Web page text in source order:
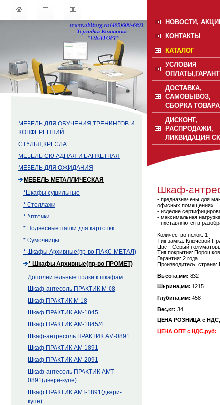
МЕБЕЛЬ ДЛЯ ОБУЧЕНИЯ,ТРЕНИНГОВ И
КОНФЕРЕНЦИЙ
СТУЛЬЯ,КРЕСЛА
МЕБЕЛЬ СКЛАДНАЯ И БАНКЕТНАЯ
МЕБЕЛЬ ДЛЯ ОЖИДАНИЯ
МЕБЕЛЬ МЕТАЛЛИЧЕСКАЯ
*Шкафы сушильные
* Стеллажи
* Аптечки
* Подвесные папки для картотек
* Сумочницы
* Шкафы Архивные(пр-во ПАКС-МЕТАЛ)
* Шкафы Архивные(пр-во ПРОМЕТ)
Дополнительные полки к шкафам
Шкаф-антесоль ПРАКТИК М-08
Шкаф ПРАКТИК М-18
Шкаф ПРАКТИК AM-1845
Шкаф ПРАКТИК AM-1845/4
Шкаф-антресоль ПРАКТИК AM-0891
Шкаф ПРАКТИК AM-1891
Шкаф ПРАКТИК AM-2091
Шкаф-антесоль ПРАКТИК AMT-
0891(двери-купе)
Шкаф ПРАКТИК AMT-1891(двери-
купе)
НОВОСТИ,
КОНТАКТЫ
КАТАЛОГ
УСЛОВИЯ
ДОСТАВКА,
САМОВЫВОЗ,
СБОРКА ТОВАРА
ДИСКОНТ,
РАСПРОДАЖИ,
ЛИКВИДАЦИЯ
Шкаф-
- предназначены для
офисных помещениях
- изделие
- максимальная
- поставляются в
Количество полок: 1
Тип замка: Ключевой
Цвет: Серый
Тип покрытия:
Гарантия: 2 года
Производитель,
Высота,мм: 832
Ширина,мм: 1215
Глубина,мм: 458
Вес,кг: 34
ЦЕНА РОЗНИЦА с
ЦЕНА ОПТ с НДС,руб: